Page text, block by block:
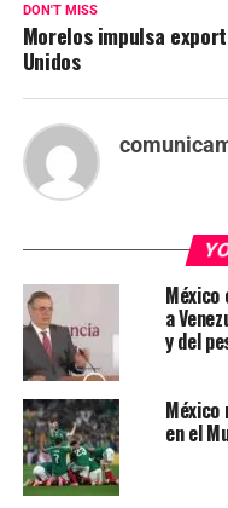
DON'T MISS
Morelos impulsa
Unidos
México
a
y del
México
en el